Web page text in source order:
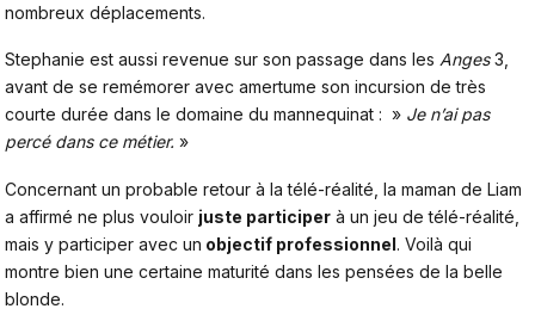
nombreux déplacements.
Stephanie est aussi revenue sur son passage dans les Anges3,
avant de se remémorer avec amertume son incursion de très
courte durée dans le domaine du mannequinat : » Je n’ai pas
percé dans ce métier. »
Concernant un probable retour à la télé-réalité, la maman de Liam
a affirmé ne plus vouloir juste participer à un jeu de télé-réalité,
mais y participer avec un objectif professionnel. Voilà qui
montre bien une certaine maturité dans les pensées de la belle
blonde.